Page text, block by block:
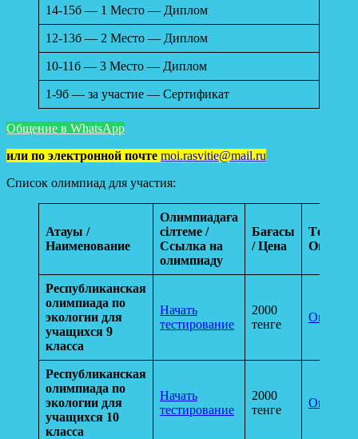
14-15б — 1 Место — Диплом
12-13б — 2 Место — Диплом
10-11б — 3 Место — Диплом
1-9б — за участие — Сертификат
Общение в WhatsApp
или по электронной почте moi.rasvitie@mail.ru
Список олимпиад для участия:
Атауы /
Наименование
Олимпиадаға
сілтеме /
Ссылка на
олимпиаду
Бағасы
/ Цена
Төлем /
Оплата
Республиканская
олимпиада по
экологии для
учащихся 9
класса
Начать
тестирование
2000
тенге
Республиканская
олимпиада по
экологии для
учащихся 10
класса
Начать
тестирование
2000
тенге